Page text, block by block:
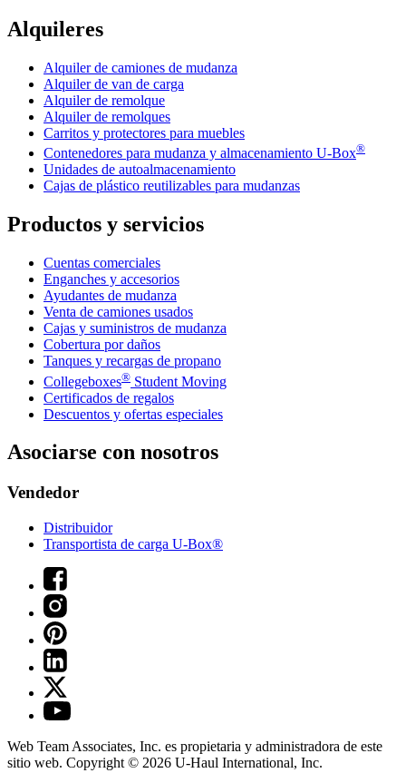
Alquileres
Alquiler de camiones de mudanza
Alquiler de van de carga
Alquiler de remolque
Alquiler de remolques
Carritos y protectores para muebles
Contenedores para mudanza y almacenamiento U-Box®
Unidades de autoalmacenamiento
Cajas de plástico reutilizables para mudanzas
Productos y servicios
Cuentas comerciales
Enganches y accesorios
Ayudantes de mudanza
Venta de camiones usados
Cajas y suministros de mudanza
Cobertura por daños
Tanques y recargas de propano
Collegeboxes® Student Moving
Certificados de regalos
Descuentos y ofertas especiales
Asociarse con nosotros
Vendedor
Distribuidor
Transportista de carga U-Box®
Web Team Associates, Inc. es propietaria y administradora de este
sitio web. Copyright © 2026 U-Haul International, Inc.